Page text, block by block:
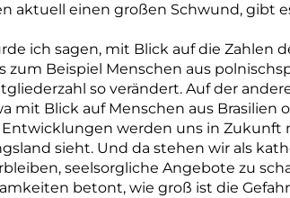
aktuell einen großen Schwund, gibt
ich sagen, mit Blick auf die Zahlen
zum Beispiel Menschen aus
so verändert. Auf der
mit Blick auf Menschen aus Brasilien
werden uns in Zukunft
sieht. Und da stehen wir als
seelsorgliche Angebote zu
betont, wie groß ist die